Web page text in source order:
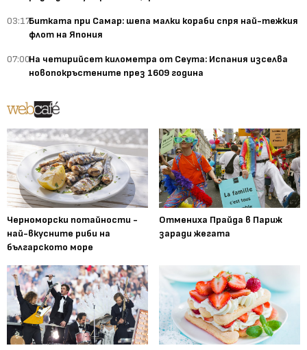
03:17Битката при Самар: шепа малки кораби спря най-тежкия
флот на Япония
07:00На четирийсет километра от Сеута: Испания изселва
новопокръстените през 1609 година
Черноморски потайности -
най-вкусните риби на
българското море
Отмениха Прайда в Париж
заради жегата